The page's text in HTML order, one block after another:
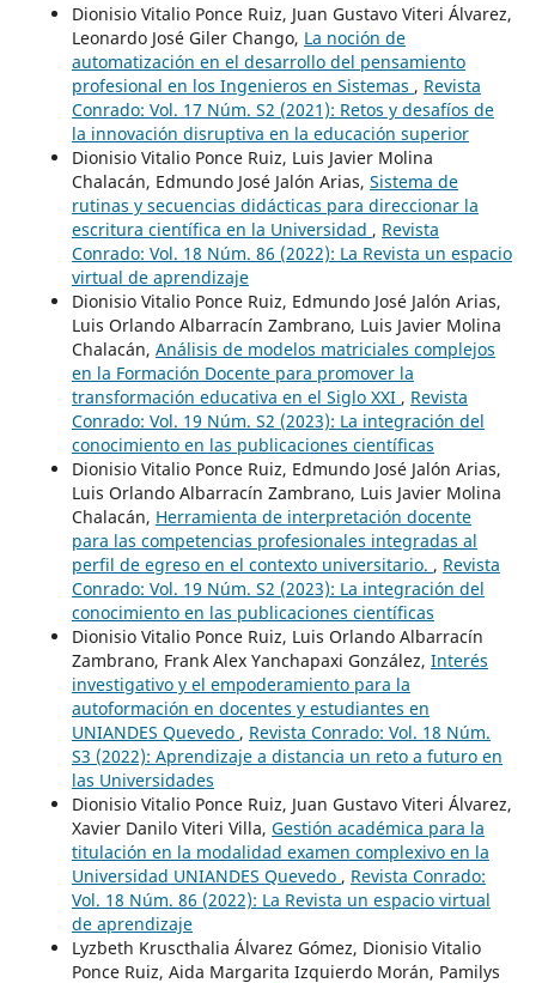
Dionisio Vitalio Ponce Ruiz, Juan Gustavo Viteri Álvarez,
Leonardo José Giler Chango, La noción de
automatización en el desarrollo del pensamiento
profesional en los Ingenieros en Sistemas , Revista
Conrado: Vol. 17 Núm. S2 (2021): Retos y desafíos de
la innovación disruptiva en la educación superior
Dionisio Vitalio Ponce Ruiz, Luis Javier Molina
Chalacán, Edmundo José Jalón Arias, Sistema de
rutinas y secuencias didácticas para direccionar la
escritura científica en la Universidad , Revista
Conrado: Vol. 18 Núm. 86 (2022): La Revista un espacio
virtual de aprendizaje
Dionisio Vitalio Ponce Ruiz, Edmundo José Jalón Arias,
Luis Orlando Albarracín Zambrano, Luis Javier Molina
Chalacán, Análisis de modelos matriciales complejos
en la Formación Docente para promover la
transformación educativa en el Siglo XXI , Revista
Conrado: Vol. 19 Núm. S2 (2023): La integración del
conocimiento en las publicaciones científicas
Dionisio Vitalio Ponce Ruiz, Edmundo José Jalón Arias,
Luis Orlando Albarracín Zambrano, Luis Javier Molina
Chalacán, Herramienta de interpretación docente
para las competencias profesionales integradas al
perfil de egreso en el contexto universitario. , Revista
Conrado: Vol. 19 Núm. S2 (2023): La integración del
conocimiento en las publicaciones científicas
Dionisio Vitalio Ponce Ruiz, Luis Orlando Albarracín
Zambrano, Frank Alex Yanchapaxi González, Interés
investigativo y el empoderamiento para la
autoformación en docentes y estudiantes en
UNIANDES Quevedo , Revista Conrado: Vol. 18 Núm.
S3 (2022): Aprendizaje a distancia un reto a futuro en
las Universidades
Dionisio Vitalio Ponce Ruiz, Juan Gustavo Viteri Álvarez,
Xavier Danilo Viteri Villa, Gestión académica para la
titulación en la modalidad examen complexivo en la
Universidad UNIANDES Quevedo , Revista Conrado:
Vol. 18 Núm. 86 (2022): La Revista un espacio virtual
de aprendizaje
Lyzbeth Kruscthalia Álvarez Gómez, Dionisio Vitalio
Ponce Ruiz, Aida Margarita Izquierdo Morán, Pamilys